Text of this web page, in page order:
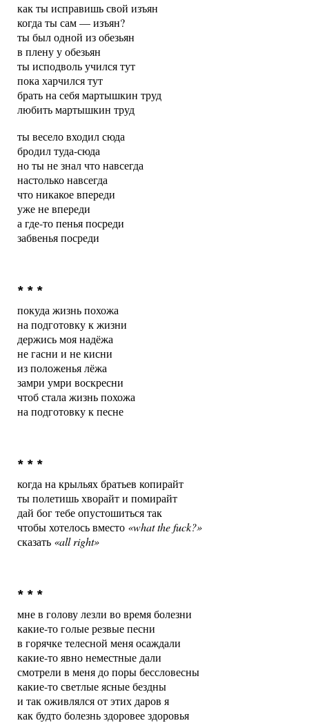
как ты исправишь свой изъян
когда ты сам — изъян?
ты был одной из обезьян
в плену у обезьян
ты исподволь учился тут
пока харчился тут
брать на себя мартышкин труд
любить мартышкин труд
ты весело входил сюда
бродил туда-сюда
но ты не знал что навсегда
настолько навсегда
что никакое впереди
уже не впереди
а где-то пенья посреди
забвенья посреди
* * *
покуда жизнь похожа
на подготовку к жизни
держись моя надёжа
не гасни и не кисни
из положенья лёжа
замри умри воскресни
чтоб стала жизнь похожа
на подготовку к песне
* * *
когда на крыльях братьев копирайт
ты полетишь хворайт и помирайт
дай бог тебе опустошиться так
чтобы хотелось вместо «what the fuck?»
сказать «all right»
* * *
мне в голову лезли во время болезни
какие-то голые резвые песни
в горячке телесной меня осаждали
какие-то явно неместные дали
смотрели в меня до поры бессловесны
какие-то светлые ясные бездны
и так оживлялся от этих даров я
как будто болезнь здоровее здоровья